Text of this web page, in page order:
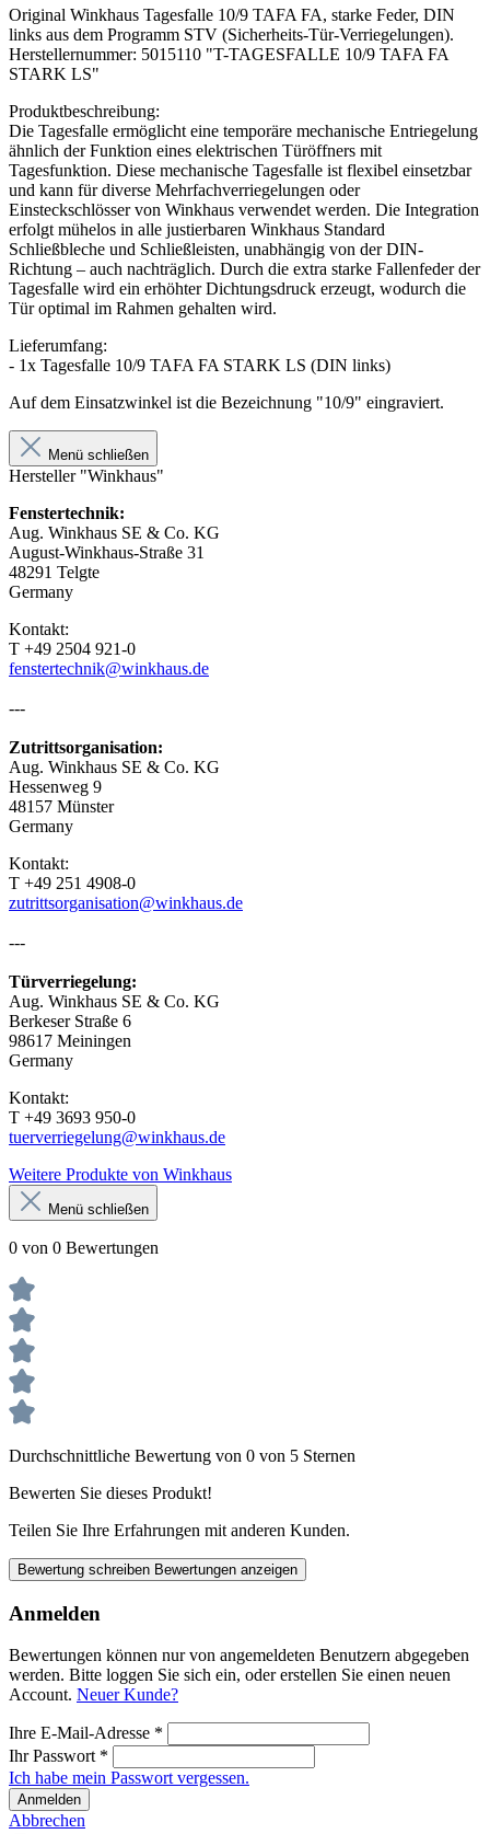
Original Winkhaus Tagesfalle 10/9 TAFA FA, starke Feder, DIN
links aus dem Programm STV (Sicherheits-Tür-Verriegelungen).
Herstellernummer: 5015110 "T-TAGESFALLE 10/9 TAFA FA
STARK LS"
Produktbeschreibung:
Die Tagesfalle ermöglicht eine temporäre mechanische Entriegelung
ähnlich der Funktion eines elektrischen Türöffners mit
Tagesfunktion. Diese mechanische Tagesfalle ist flexibel einsetzbar
und kann für diverse Mehrfachverriegelungen oder
Einsteckschlösser von Winkhaus verwendet werden. Die Integration
erfolgt mühelos in alle justierbaren Winkhaus Standard
Schließbleche und Schließleisten, unabhängig von der DIN-
Richtung – auch nachträglich. Durch die extra starke Fallenfeder der
Tagesfalle wird ein erhöhter Dichtungsdruck erzeugt, wodurch die
Tür optimal im Rahmen gehalten wird.
Lieferumfang:
- 1x Tagesfalle 10/9 TAFA FA STARK LS (DIN links)
Auf dem Einsatzwinkel ist die Bezeichnung "10/9" eingraviert.
Menü schließen
Hersteller "Winkhaus"
Fenstertechnik:
Aug. Winkhaus SE & Co. KG
August-Winkhaus-Straße 31
48291 Telgte
Germany
Kontakt:
T +49 2504 921-0
fenstertechnik@winkhaus.de
---
Zutrittsorganisation:
Aug. Winkhaus SE & Co. KG
Hessenweg 9
48157 Münster
Germany
Kontakt:
T +49 251 4908-0
zutrittsorganisation@winkhaus.de
---
Türverriegelung:
Aug. Winkhaus SE & Co. KG
Berkeser Straße 6
98617 Meiningen
Germany
Kontakt:
T +49 3693 950-0
tuerverriegelung@winkhaus.de
Weitere Produkte von Winkhaus
Menü schließen
0 von 0 Bewertungen
Durchschnittliche Bewertung von 0 von 5 Sternen
Bewerten Sie dieses Produkt!
Teilen Sie Ihre Erfahrungen mit anderen Kunden.
Bewertung schreiben Bewertungen anzeigen
Anmelden
Bewertungen können nur von angemeldeten Benutzern abgegeben
werden. Bitte loggen Sie sich ein, oder erstellen Sie einen neuen
Account. Neuer Kunde?
Ihre E-Mail-Adresse *
Ihr Passwort *
Ich habe mein Passwort vergessen.
Anmelden
Abbrechen